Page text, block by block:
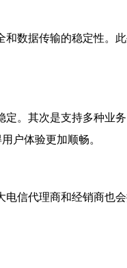
数据传输的稳定性。
。其次是支持多种业
户体验更加顺畅。
信代理商和经销商也